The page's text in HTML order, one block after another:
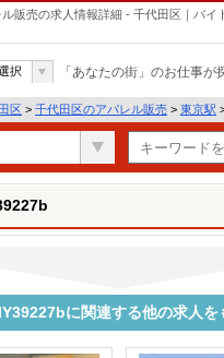
販売の求人情報詳細 - 千代田区｜バイ
択 「あなたの街」のお仕事が
区 > 千代田区のアパレル販売 > 東京駅
に関連する他の求人を